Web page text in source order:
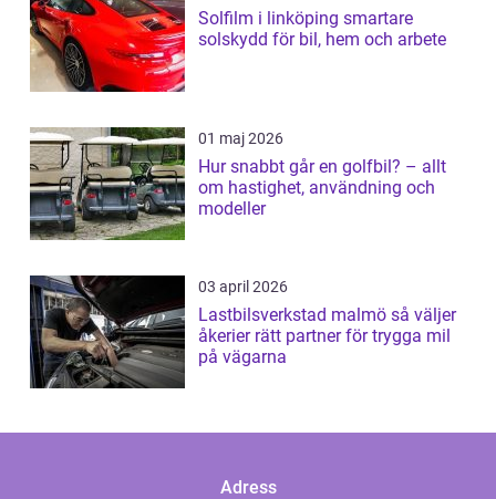
Solfilm i linköping smartare
solskydd för bil, hem och arbete
01 maj 2026
Hur snabbt går en golfbil? – allt
om hastighet, användning och
modeller
03 april 2026
Lastbilsverkstad malmö så väljer
åkerier rätt partner för trygga mil
på vägarna
Adress